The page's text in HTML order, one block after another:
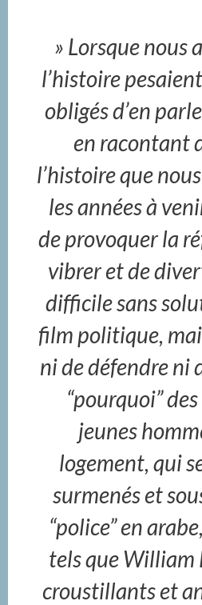
» Lorsque nous
l’histoire
obligés d’en
en racontant
l’histoire que
les années à
de provoquer la
vibrer et de
difficile sans
film politique,
ni de défendre ni
“pourquoi”
jeunes
logement, qui
surmenés et
“police” en
tels que William
croustillants et